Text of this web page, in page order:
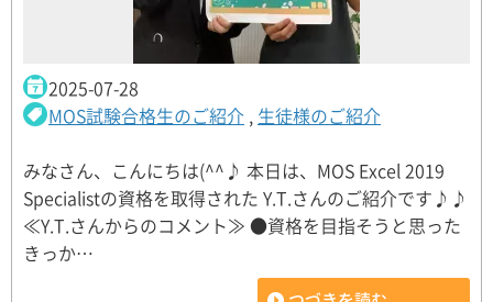
2025-07-28
MOS試験合格生のご紹介 , 生徒様のご紹介
みなさん、こんにちは(^^♪ 本日は、MOS Excel 2019
Specialistの資格を取得された Y.T.さんのご紹介です♪♪
≪Y.T.さんからのコメント≫ ●資格を目指そうと思った
きっか…